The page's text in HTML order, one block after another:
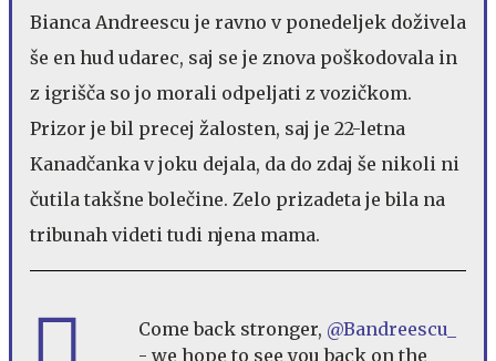
Bianca Andreescu je ravno v ponedeljek doživela
še en hud udarec, saj se je znova poškodovala in
z igrišča so jo morali odpeljati z vozičkom.
Prizor je bil precej žalosten, saj je 22-letna
Kanadčanka v joku dejala, da do zdaj še nikoli ni
čutila takšne bolečine. Zelo prizadeta je bila na
tribunah videti tudi njena mama.
Come back stronger, @Bandreescu_
- we hope to see you back on the